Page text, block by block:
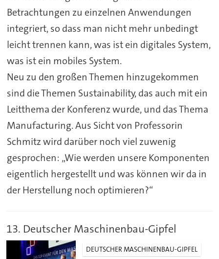
Betrachtungen zu einzelnen Anwendungen
integriert, so dass man nicht mehr unbedingt
leicht trennen kann, was ist ein digitales System,
was ist ein mobiles System.
Neu zu den großen Themen hinzugekommen
sind die Themen Sustainability, das auch mit ein
Leitthema der Konferenz wurde, und das Thema
Manufacturing. Aus Sicht von Professorin
Schmitz wird darüber noch viel zuwenig
gesprochen: „Wie werden unsere Komponenten
eigentlich hergestellt und was können wir da in
der Herstellung noch optimieren?“
13. Deutscher Maschinenbau-Gipfel
DEUTSCHER MASCHINENBAU-GIPFEL